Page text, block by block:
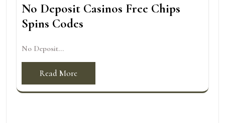
No Deposit Casinos Free Chips
Spins Codes
No Deposit...
Read More